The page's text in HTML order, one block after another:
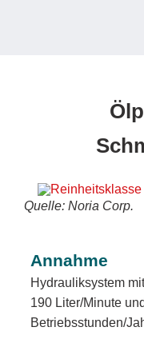
Quelle: Noria Corp.
Annahme
Hydrauliksystem
190 Liter/Minute
Betriebsstunden/